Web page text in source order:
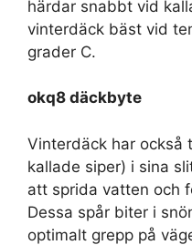
härdar snabbt vid
vinterdäck bäst vid
grader C.
okq8 däckbyte
Vinterdäck har också
kallade siper) i sina
att sprida vatten och
Dessa spår biter i
optimalt grepp på